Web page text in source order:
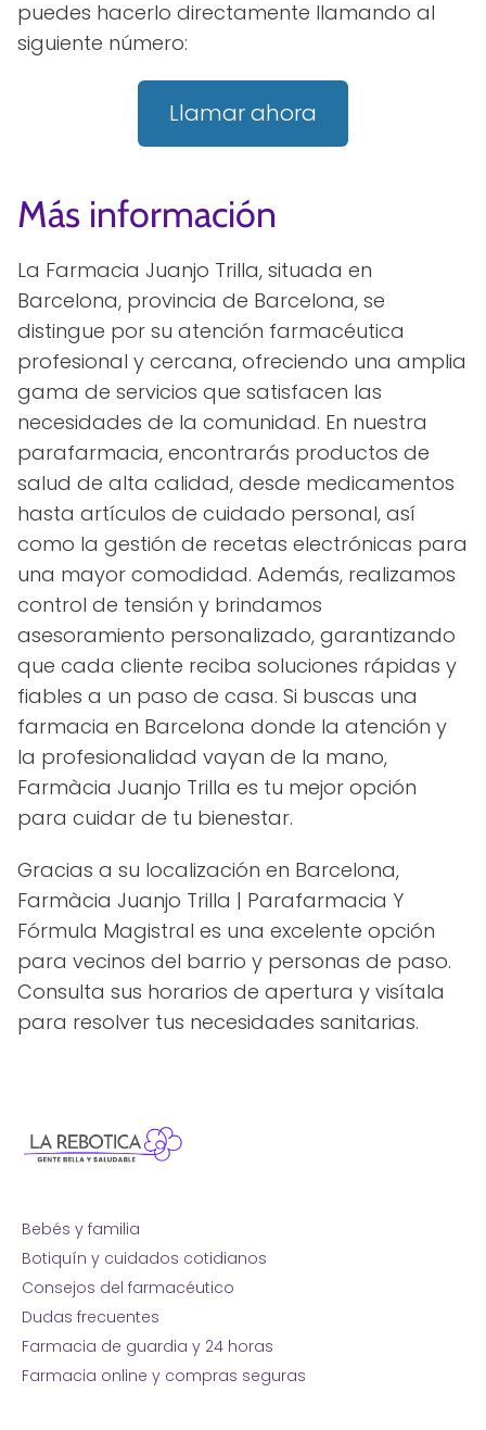
puedes hacerlo directamente llamando al
siguiente número:
Llamar ahora
Más información
La Farmacia Juanjo Trilla, situada en
Barcelona, provincia de Barcelona, se
distingue por su atención farmacéutica
profesional y cercana, ofreciendo una amplia
gama de servicios que satisfacen las
necesidades de la comunidad. En nuestra
parafarmacia, encontrarás productos de
salud de alta calidad, desde medicamentos
hasta artículos de cuidado personal, así
como la gestión de recetas electrónicas para
una mayor comodidad. Además, realizamos
control de tensión y brindamos
asesoramiento personalizado, garantizando
que cada cliente reciba soluciones rápidas y
fiables a un paso de casa. Si buscas una
farmacia en Barcelona donde la atención y
la profesionalidad vayan de la mano,
Farmàcia Juanjo Trilla es tu mejor opción
para cuidar de tu bienestar.
Gracias a su localización en Barcelona,
Farmàcia Juanjo Trilla | Parafarmacia Y
Fórmula Magistral es una excelente opción
para vecinos del barrio y personas de paso.
Consulta sus horarios de apertura y visítala
para resolver tus necesidades sanitarias.
Bebés y familia
Botiquín y cuidados cotidianos
Consejos del farmacéutico
Dudas frecuentes
Farmacia de guardia y 24 horas
Farmacia online y compras seguras